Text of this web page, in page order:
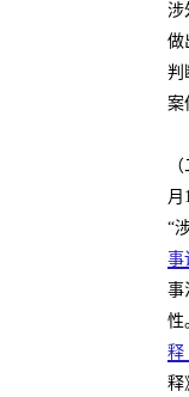
涉
做
判
案
“
事
事
性
释
释